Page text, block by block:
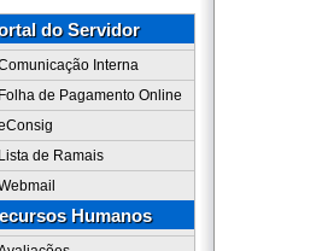
do Servidor
Interna
Folha de Pagamento Online
Lista de Ramais
Humanos